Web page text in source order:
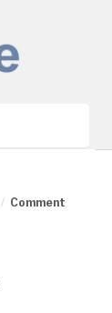
Comment